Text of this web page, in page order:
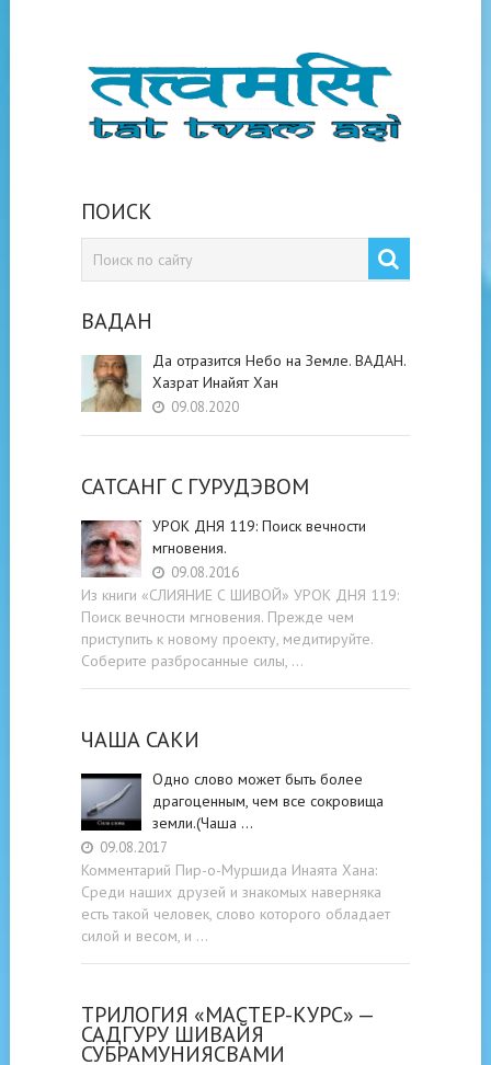
ПОИСК
ВАДАН
Да отразится Небо на Земле. ВАДАН.
Хазрат Инайят Хан
09.08.2020
САТСАНГ C ГУРУДЭВОМ
УРОК ДНЯ 119: Поиск вечности
мгновения.
09.08.2016
Из книги «СЛИЯНИЕ С ШИВОЙ» УРОК ДНЯ 119:
Поиск вечности мгновения. Прежде чем
приступить к новому проекту, медитируйте.
Соберите разбросанные силы, …
ЧАША САКИ
Одно слово может быть более
драгоценным, чем все сокровища
земли.(Чаша …
09.08.2017
Комментарий Пир-о-Муршида Инаята Хана:
Среди наших друзей и знакомых наверняка
есть такой человек, слово которого обладает
силой и весом, и …
ТРИЛОГИЯ «МАСТЕР-КУРС» —
САДГУРУ ШИВАЙЯ
СУБРАМУНИЯСВАМИ